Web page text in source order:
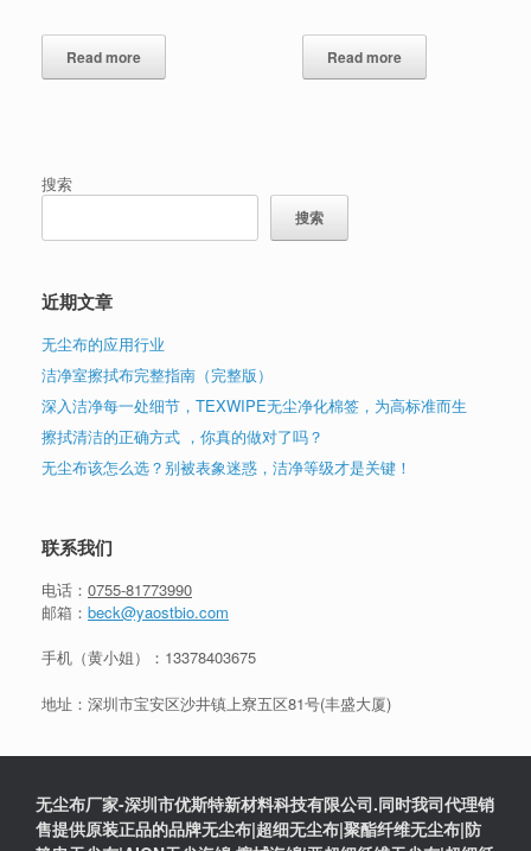
Read more Read more
搜索
搜索
近期文章
无尘布的应用行业
洁净室擦拭布完整指南（完整版）
深入洁净每一处细节，TEXWIPE无尘净化棉签，为高标准而生
擦拭清洁的正确方式 ，你真的做对了吗？
无尘布该怎么选？别被表象迷惑，洁净等级才是关键！
联系我们
电话： 0755-81773990
邮箱： beck@yaostbio.com
手机（黄小姐）： 13378403675
地址：深圳市宝安区沙井镇上寮五区81号(丰盛大厦)
无尘布厂家-深圳市优斯特新材料科技有限公司.同时我司代理销
售提供原装正品的品牌无尘布|超细无尘布|聚酯纤维无尘布|防